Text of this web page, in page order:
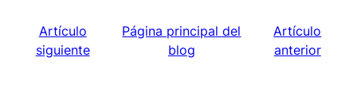
Artículo
siguiente
Página principal del
blog
Artículo
anterior